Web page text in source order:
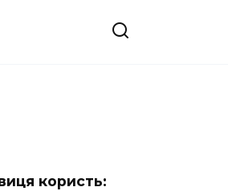
користь: